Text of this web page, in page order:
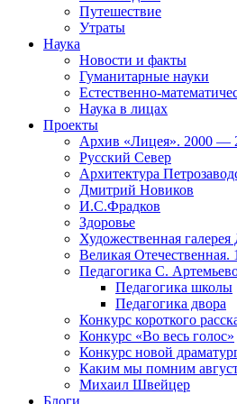
Путешествие
Утраты
Наука
Новости и факты
Гуманитарные науки
Естественно-
Наука в лицах
Проекты
Архив «Лицея». 2000 —
Русский Север
Архитектура
Дмитрий Новиков
И.С.Фрадков
Здоровье
Художественная
Великая
Педагогика С.
Педагогика школы
Педагогика двора
Конкурс короткого
Конкурс «Во весь голос»
Конкурс новой
Каким мы помним
Михаил Швейцер